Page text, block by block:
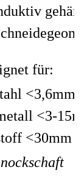
für:
<3,6mm
<3-
<30mm